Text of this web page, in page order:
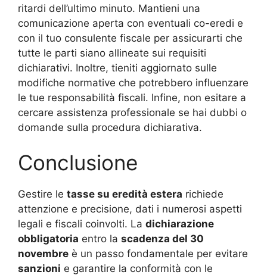
ritardi dell’ultimo minuto. Mantieni una
comunicazione aperta con eventuali co-eredi e
con il tuo consulente fiscale per assicurarti che
tutte le parti siano allineate sui requisiti
dichiarativi. Inoltre, tieniti aggiornato sulle
modifiche normative che potrebbero influenzare
le tue responsabilità fiscali. Infine, non esitare a
cercare assistenza professionale se hai dubbi o
domande sulla procedura dichiarativa.
Conclusione
Gestire le tasse su eredità estera richiede
attenzione e precisione, dati i numerosi aspetti
legali e fiscali coinvolti. La dichiarazione
obbligatoria entro la scadenza del 30
novembre è un passo fondamentale per evitare
sanzioni e garantire la conformità con le